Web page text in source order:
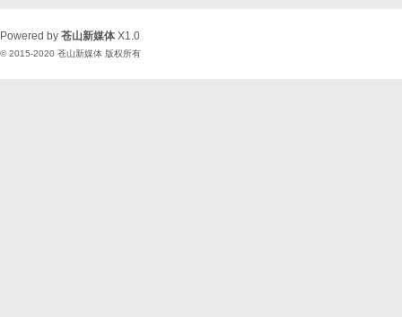
Powered by 苍山新媒体 X1.0
© 2015-2020 苍山新媒体 版权所有